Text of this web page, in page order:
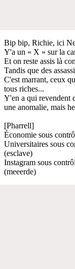
Bip bip, Richie, ici
Y'a un « X » sur la
Et on reste assis là
Tandis que des
C'est marrant, ceux
tous riches...
Y'en a qui revendent
une anomalie, mais
[Pharrell]
Économie sous
Universitaires sous
(esclave)
Instagram sous
(meeerde)